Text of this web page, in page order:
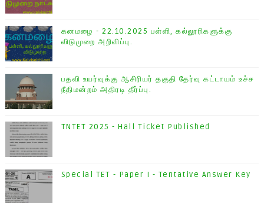
கனமழை - 22.10.2025 பள்ளி, கல்லூரிகளுக்கு
விடுமுறை அறிவிப்பு.
பதவி உயர்வுக்கு ஆசிரியர் தகுதி தேர்வு கட்டாயம் உச்ச
நீதிமன்றம் அதிரடி தீர்ப்பு.
TNTET 2025 - Hall Ticket Published
Special TET - Paper I - Tentative Answer Key